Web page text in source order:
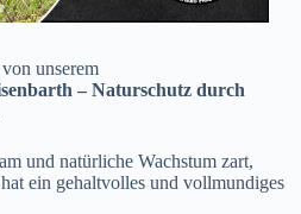
unserem
– Naturschutz durch
und natürliche Wachstum zart,
ein gehaltvolles und vollmundiges